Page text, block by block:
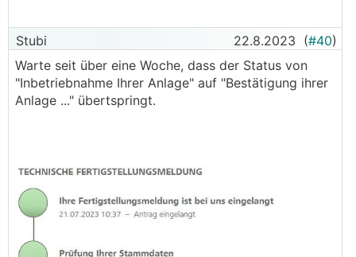
Stubi 22.8.2023 (#40)
Warte seit über eine Woche, dass der Status von
"Inbetriebnahme Ihrer Anlage" auf "Bestätigung ihrer
Anlage ..." übertspringt.